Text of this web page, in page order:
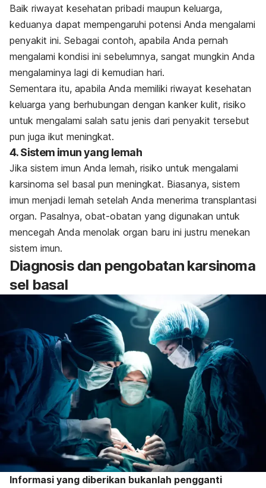
Baik riwayat kesehatan pribadi maupun keluarga,
keduanya dapat mempengaruhi potensi Anda mengalami
penyakit ini. Sebagai contoh, apabila Anda pernah
mengalami kondisi ini sebelumnya, sangat mungkin Anda
mengalaminya lagi di kemudian hari.
Sementara itu, apabila Anda memiliki riwayat kesehatan
keluarga yang berhubungan dengan kanker kulit, risiko
untuk mengalami salah satu jenis dari penyakit tersebut
pun juga ikut meningkat.
4. Sistem imun yang lemah
Jika sistem imun Anda lemah, risiko untuk mengalami
karsinoma sel basal pun meningkat. Biasanya, sistem
imun menjadi lemah setelah Anda menerima transplantasi
organ. Pasalnya, obat-obatan yang digunakan untuk
mencegah Anda menolak organ baru ini justru menekan
sistem imun.
Diagnosis dan pengobatan karsinoma
sel basal
Informasi yang diberikan bukanlah pengganti